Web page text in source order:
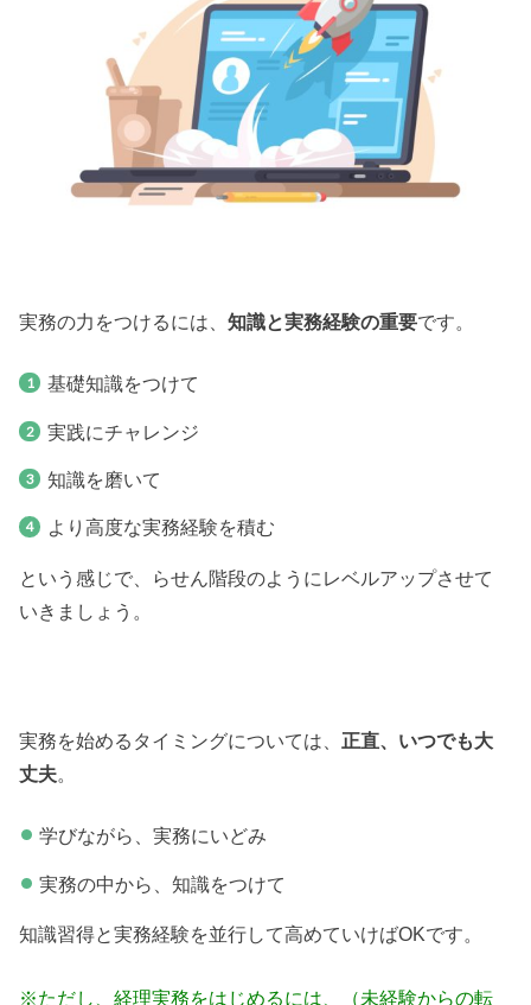
実務の力をつけるには、知識と実務経験の重要です。
基礎知識をつけて
実践にチャレンジ
知識を磨いて
より高度な実務経験を積む
という感じで、らせん階段のようにレベルアップさせて
いきましょう。
実務を始めるタイミングについては、 正直、いつでも大
丈夫。
学びながら、実務にいどみ
実務の中から、知識をつけて
知識習得と実務経験を並行して高めていけばOKです。
※ただし、経理実務をはじめるには、（未経験からの転